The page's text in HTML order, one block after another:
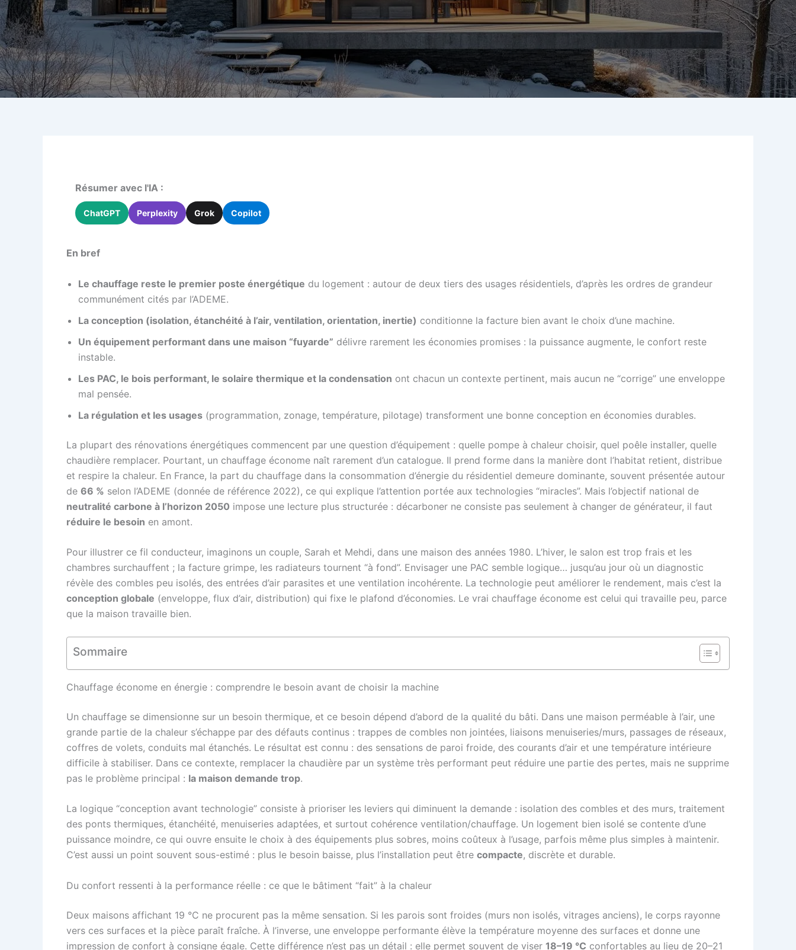
Résumer avec l'IA :
ChatGPT Perplexity Grok Copilot
En bref
Le chauffage reste le premier poste énergétique du logement : autour de deux tiers des usages résidentiels, d’après les ordres de grandeur
communément cités par l’ADEME.
La conception (isolation, étanchéité à l’air, ventilation, orientation, inertie) conditionne la facture bien avant le choix d’une machine.
Un équipement performant dans une maison “fuyarde” délivre rarement les économies promises : la puissance augmente, le confort reste
instable.
Les PAC, le bois performant, le solaire thermique et la condensation ont chacun un contexte pertinent, mais aucun ne “corrige” une enveloppe
mal pensée.
La régulation et les usages (programmation, zonage, température, pilotage) transforment une bonne conception en économies durables.
La plupart des rénovations énergétiques commencent par une question d’équipement : quelle pompe à chaleur choisir, quel poêle installer, quelle
chaudière remplacer. Pourtant, un chauffage économe naît rarement d’un catalogue. Il prend forme dans la manière dont l’habitat retient, distribue
et respire la chaleur. En France, la part du chauffage dans la consommation d’énergie du résidentiel demeure dominante, souvent présentée autour
de 66 % selon l’ADEME (donnée de référence 2022), ce qui explique l’attention portée aux technologies “miracles”. Mais l’objectif national de
neutralité carbone à l’horizon 2050 impose une lecture plus structurée : décarboner ne consiste pas seulement à changer de générateur, il faut
réduire le besoin en amont.
Pour illustrer ce fil conducteur, imaginons un couple, Sarah et Mehdi, dans une maison des années 1980. L’hiver, le salon est trop frais et les
chambres surchauffent ; la facture grimpe, les radiateurs tournent “à fond”. Envisager une PAC semble logique… jusqu’au jour où un diagnostic
révèle des combles peu isolés, des entrées d’air parasites et une ventilation incohérente. La technologie peut améliorer le rendement, mais c’est la
conception globale (enveloppe, flux d’air, distribution) qui fixe le plafond d’économies. Le vrai chauffage économe est celui qui travaille peu, parce
que la maison travaille bien.
Sommaire
Chauffage économe en énergie : comprendre le besoin avant de choisir la machine
Un chauffage se dimensionne sur un besoin thermique, et ce besoin dépend d’abord de la qualité du bâti. Dans une maison perméable à l’air, une
grande partie de la chaleur s’échappe par des défauts continus : trappes de combles non jointées, liaisons menuiseries/murs, passages de réseaux,
coffres de volets, conduits mal étanchés. Le résultat est connu : des sensations de paroi froide, des courants d’air et une température intérieure
difficile à stabiliser. Dans ce contexte, remplacer la chaudière par un système très performant peut réduire une partie des pertes, mais ne supprime
pas le problème principal : la maison demande trop.
La logique “conception avant technologie” consiste à prioriser les leviers qui diminuent la demande : isolation des combles et des murs, traitement
des ponts thermiques, étanchéité, menuiseries adaptées, et surtout cohérence ventilation/chauffage. Un logement bien isolé se contente d’une
puissance moindre, ce qui ouvre ensuite le choix à des équipements plus sobres, moins coûteux à l’usage, parfois même plus simples à maintenir.
C’est aussi un point souvent sous-estimé : plus le besoin baisse, plus l’installation peut être compacte, discrète et durable.
Du confort ressenti à la performance réelle : ce que le bâtiment “fait” à la chaleur
Deux maisons affichant 19 °C ne procurent pas la même sensation. Si les parois sont froides (murs non isolés, vitrages anciens), le corps rayonne
vers ces surfaces et la pièce paraît fraîche. À l’inverse, une enveloppe performante élève la température moyenne des surfaces et donne une
impression de confort à consigne égale. Cette différence n’est pas un détail : elle permet souvent de viser 18–19 °C confortables au lieu de 20–21